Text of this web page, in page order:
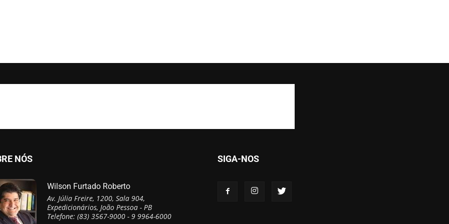
NÓS
Wilson Furtado Roberto
Av. Júlia Freire, 1200, Sala 904,
Expedicionários, João Pessoa - PB
Telefone: (83) 3567-9000 - 9 9964-6000
SIGA-NOS